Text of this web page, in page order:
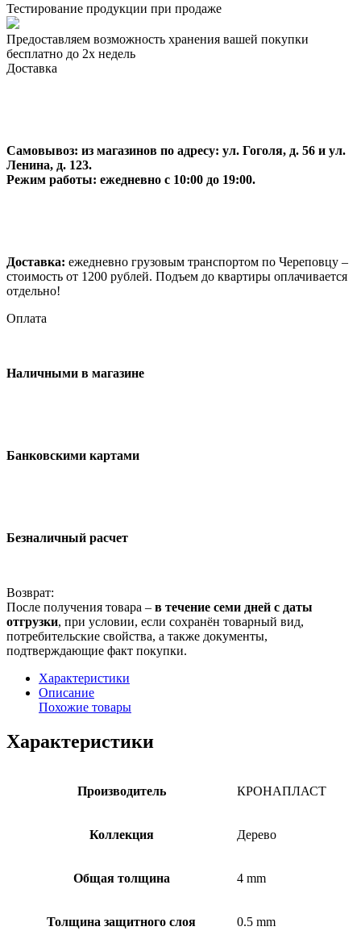
Тестирование продукции при продаже
Предоставляем возможность хранения вашей покупки
бесплатно до 2х недель
Доставка
Самовывоз: из магазинов по адресу: ул. Гоголя, д. 56 и ул.
Ленина, д. 123.
Режим работы: ежедневно с 10:00 до 19:00.
Доставка: ежедневно грузовым транспортом по Череповцу –
стоимость от 1200 рублей. Подъем до квартиры оплачивается
отдельно!
Оплата
Наличными в магазине
Банковскими картами
Безналичный расчет
Возврат:
После получения товара – в течение семи дней с даты
отгрузки, при условии, если сохранён товарный вид,
потребительские свойства, а также документы,
подтверждающие факт покупки.
Характеристики
Описание
Похожие товары
Характеристики
Производитель КРОНАПЛАСТ
Коллекция Дерево
Общая толщина 4 mm
Толщина защитного слоя 0.5 mm